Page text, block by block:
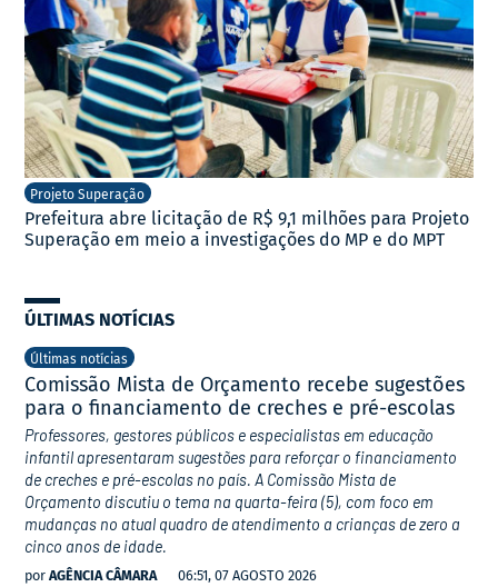
Projeto Superação
Prefeitura abre licitação de R$ 9,1 milhões para Projeto
Superação em meio a investigações do MP e do MPT
ÚLTIMAS NOTÍCIAS
Últimas notícias
Comissão Mista de Orçamento recebe sugestões
para o financiamento de creches e pré-escolas
Professores, gestores públicos e especialistas em educação
infantil apresentaram sugestões para reforçar o financiamento
de creches e pré-escolas no país. A Comissão Mista de
Orçamento discutiu o tema na quarta-feira (5), com foco em
mudanças no atual quadro de atendimento a crianças de zero a
cinco anos de idade.
por AGÊNCIA CÂMARA 06:51, 07 AGOSTO 2026